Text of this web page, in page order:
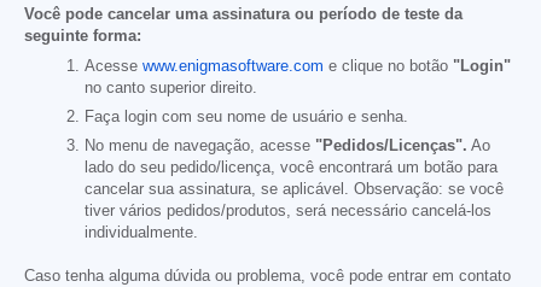
Você pode cancelar uma assinatura ou período de teste da
seguinte forma:
Acesse www.enigmasoftware.com e clique no botão "Login"
no canto superior direito.
Faça login com seu nome de usuário e senha.
No menu de navegação, acesse "Pedidos/Licenças". Ao
lado do seu pedido/licença, você encontrará um botão para
cancelar sua assinatura, se aplicável. Observação: se você
tiver vários pedidos/produtos, será necessário cancelá-los
individualmente.
Caso tenha alguma dúvida ou problema, você pode entrar em contato